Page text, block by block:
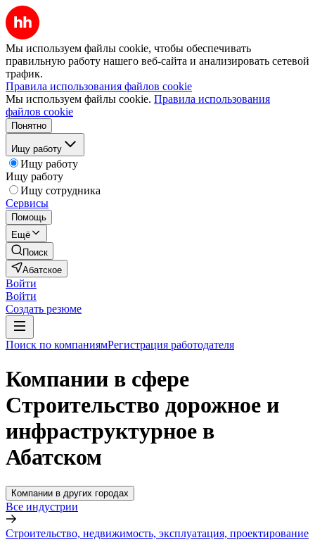
Мы используем файлы cookie, чтобы обеспечивать
правильную работу нашего веб-сайта и анализировать сетевой
трафик.
Правила использования файлов cookie
Мы используем файлы cookie. Правила использования
файлов cookie
Понятно
Ищу работу
Ищу работу
Ищу работу
Ищу сотрудника
Сервисы
Помощь
Ещё
Поиск
Абатское
Войти
Войти
Создать резюме
Поиск по компаниямРегистрация работодателя
Компании в сфере
Строительство дорожное и
инфраструктурное в
Абатском
Компании в других городах
Все индустрии
Строительство, недвижимость, эксплуатация, проектирование